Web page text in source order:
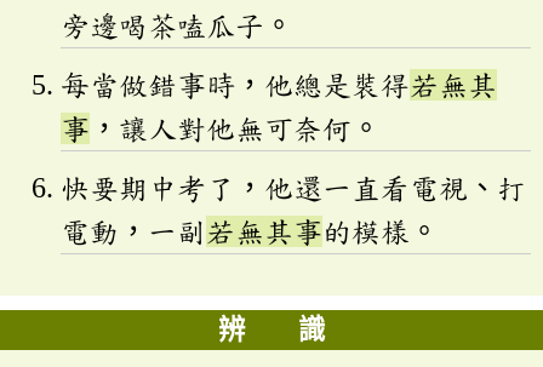
旁邊喝茶嗑瓜子。
每當做錯事時，他總是裝得若無其
事 ，讓人對他無可奈何。
快要期中考了，他還一直看電視、打
電動，一副若無其事的模樣。
辨 識